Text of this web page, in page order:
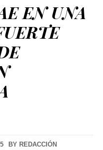
EN UNA
BY REDACCIÓN